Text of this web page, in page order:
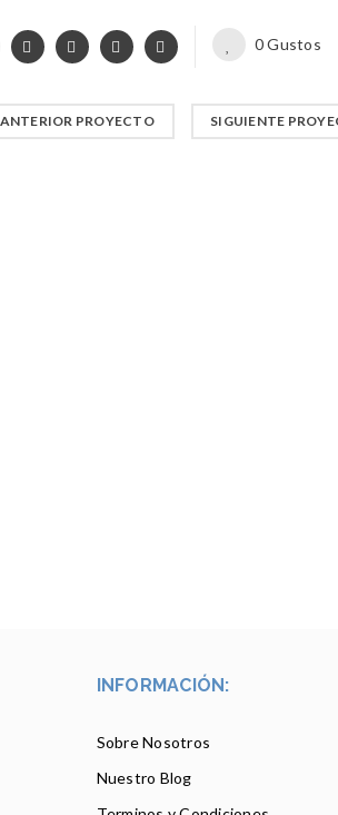
0Gustos
ANTERIOR PROYECTO SIGUIENTE
INFORMACIÓN:
Sobre Nosotros
Nuestro Blog